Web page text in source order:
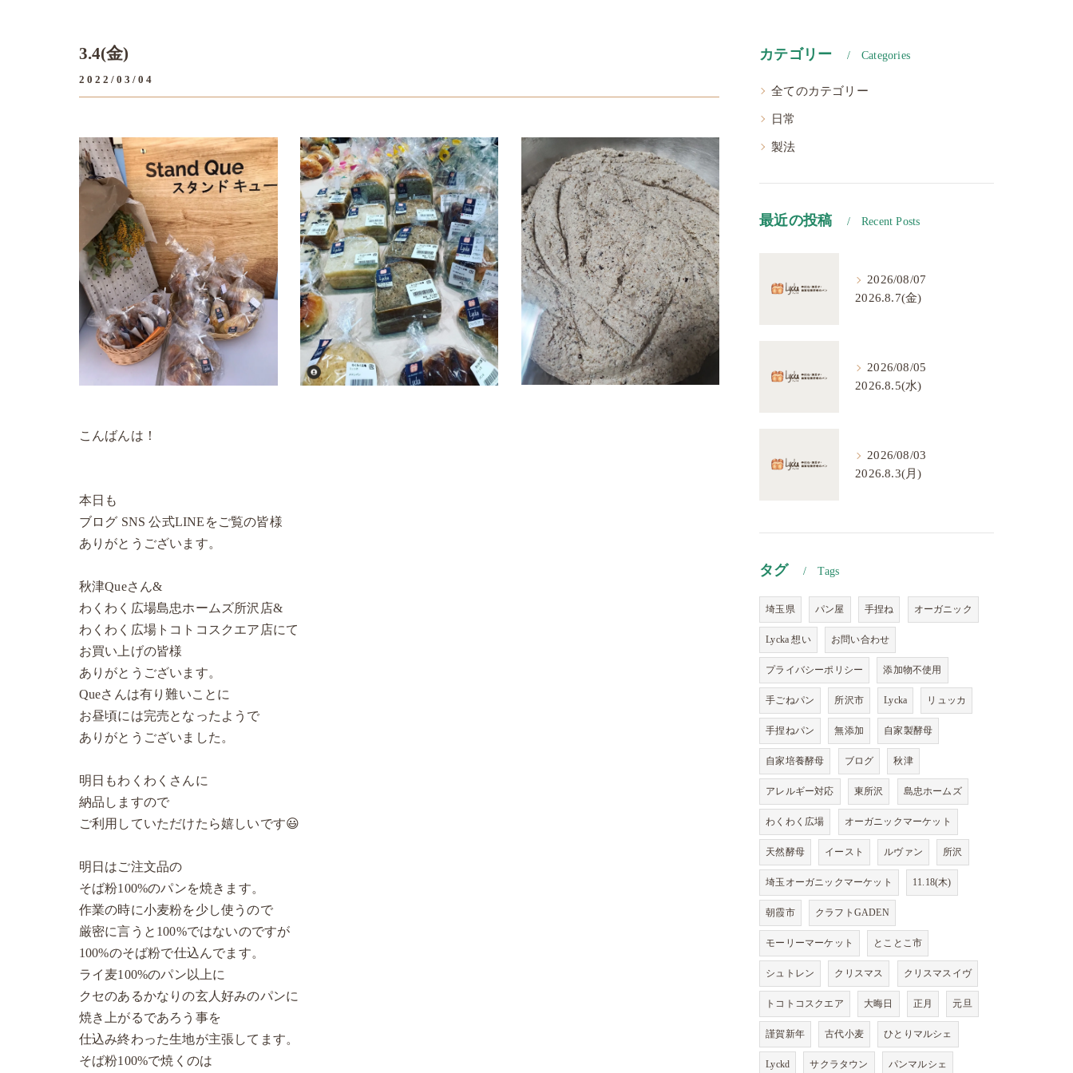
3.4(金)
2022/03/04
こんばんは！
本日も
ブログ SNS 公式LINEをご覧の皆様
ありがとうございます。
秋津Queさん&
わくわく広場島忠ホームズ所沢店&
わくわく広場トコトコスクエア店にて
お買い上げの皆様
ありがとうございます。
Queさんは有り難いことに
お昼頃には完売となったようで
ありがとうございました。
明日もわくわくさんに
納品しますので
ご利用していただけたら嬉しいです😃
明日はご注文品の
そば粉100%のパンを焼きます。
作業の時に小麦粉を少し使うので
厳密に言うと100%ではないのですが
100%のそば粉で仕込んでます。
ライ麦100%のパン以上に
クセのあるかなりの玄人好みのパンに
焼き上がるであろう事を
仕込み終わった生地が主張してます。
そば粉100%で焼くのは
カテゴリー Categories
全てのカテゴリー
日常
製法
最近の投稿 Recent Posts
2026/08/07
2026.8.7(金)
2026/08/05
2026.8.5(水)
2026/08/03
2026.8.3(月)
タグ Tags
埼玉県 パン屋 手捏ね オーガニック
Lycka 想い お問い合わせ
プライバシーポリシー 添加物不使用
手ごねパン 所沢市 Lycka リュッカ
手捏ねパン 無添加 自家製酵母
自家培養酵母 ブログ 秋津
アレルギー対応 東所沢 島忠ホームズ
わくわく広場 オーガニックマーケット
天然酵母 イースト ルヴァン 所沢
埼玉オーガニックマーケット 11.18(木)
朝霞市 クラフトGADEN
モーリーマーケット とことこ市
シュトレン クリスマス クリスマスイヴ
トコトコスクエア 大晦日 正月 元旦
謹賀新年 古代小麦 ひとりマルシェ
Lyckd サクラタウン パンマルシェ